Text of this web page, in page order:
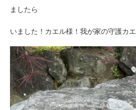
ましたら
いました！カエル様！我が家の守護カエ